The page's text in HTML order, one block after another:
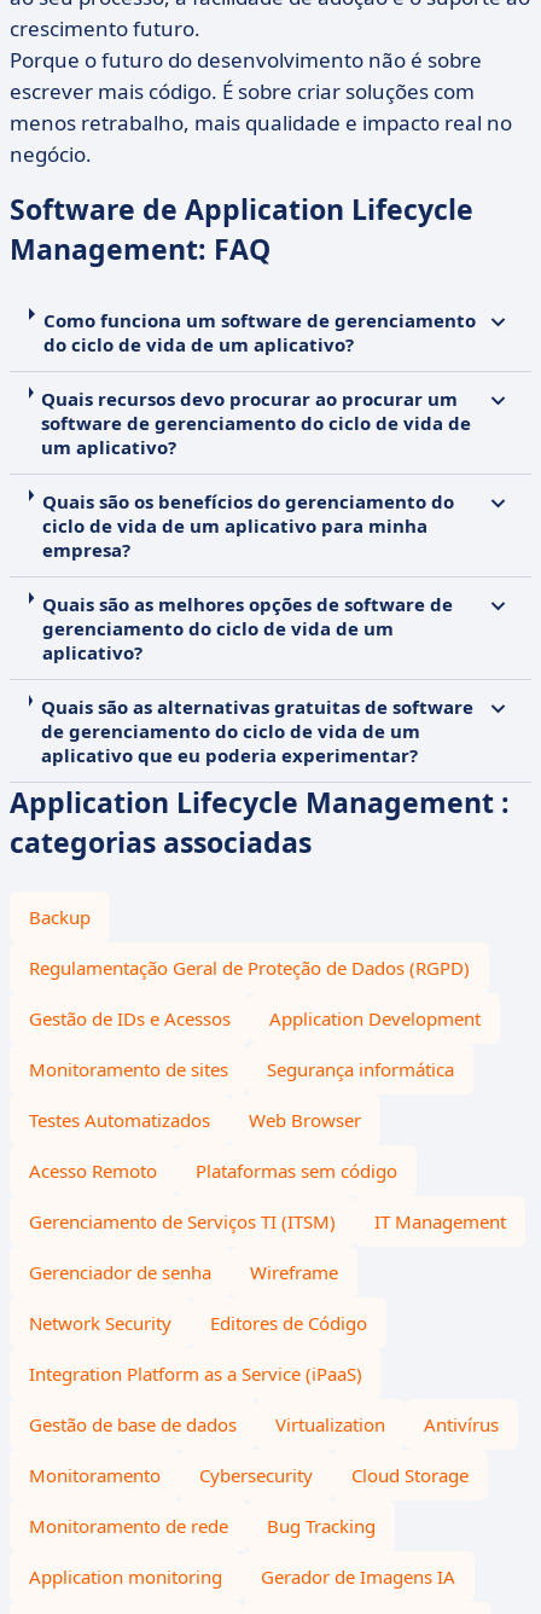
crescimento futuro.
Porque o futuro do desenvolvimento não é sobre
escrever mais código. É sobre criar soluções com
menos retrabalho, mais qualidade e impacto real no
negócio.
Software de Application Lifecycle
Management: FAQ
Como funciona um software de gerenciamento
do ciclo de vida de um aplicativo?
Quais recursos devo procurar ao procurar um
software de gerenciamento do ciclo de vida de
um aplicativo?
Quais são os benefícios do gerenciamento do
ciclo de vida de um aplicativo para minha
empresa?
Quais são as melhores opções de software de
gerenciamento do ciclo de vida de um
aplicativo?
Quais são as alternativas gratuitas de software
de gerenciamento do ciclo de vida de um
aplicativo que eu poderia experimentar?
Application Lifecycle Management :
categorias associadas
Backup
Regulamentação Geral de Proteção de Dados (RGPD)
Gestão de IDs e Acessos Application Development
Monitoramento de sites Segurança informática
Testes Automatizados Web Browser
Acesso Remoto Plataformas sem código
Gerenciamento de Serviços TI (ITSM) IT Management
Gerenciador de senha Wireframe
Network Security Editores de Código
Integration Platform as a Service (iPaaS)
Gestão de base de dados Virtualization Antivírus
Monitoramento Cybersecurity Cloud Storage
Monitoramento de rede Bug Tracking
Application monitoring Gerador de Imagens IA